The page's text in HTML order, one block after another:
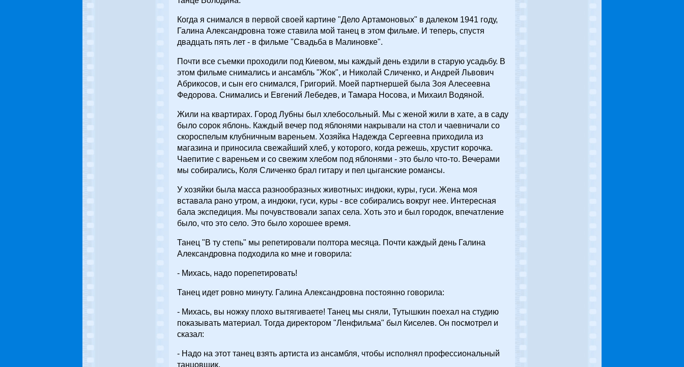
Когда я снимался в первой своей картине "Дело Артамоновых" в далеком 1941 году,
Галина Александровна тоже ставила мой танец в этом фильме. И теперь, спустя
двадцать пять лет - в фильме "Свадьба в Малиновке".
Почти все съемки проходили под Киевом, мы каждый день ездили в старую усадьбу. В
этом фильме снимались и ансамбль "Жок", и Николай Сличенко, и Андрей Львович
Абрикосов, и сын его снимался, Григорий. Моей партнершей была Зоя Алесеевна
Федорова. Снимались и Евгений Лебедев, и Тамара Носова, и Михаил Водяной.
Жили на квартирах. Город Лубны был хлебосольный. Мы с женой жили в хате, а в саду
было сорок яблонь. Каждый вечер под яблонями накрывали на стол и чаевничали со
скороспелым клубничным вареньем. Хозяйка Надежда Сергеевна приходила из
магазина и приносила свежайший хлеб, у которого, когда режешь, хрустит корочка.
Чаепитие с вареньем и со свежим хлебом под яблонями - это было что-то. Вечерами
мы собирались, Коля Сличенко брал гитару и пел цыганские романсы.
У хозяйки была масса разнообразных животных: индюки, куры, гуси. Жена моя
вставала рано утром, а индюки, гуси, куры - все собирались вокруг нее. Интересная
бала экспедиция. Мы почувствовали запах села. Хоть это и был городок, впечатление
было, что это село. Это было хорошее время.
Танец "В ту степь" мы репетировали полтора месяца. Почти каждый день Галина
Александровна подходила ко мне и говорила:
- Михась, надо порепетировать!
Танец идет ровно минуту. Галина Александровна постоянно говорила:
- Михась, вы ножку плохо вытягиваете! Танец мы сняли, Тутышкин поехал на студию
показывать материал. Тогда директором "Ленфильма" был Киселев. Он посмотрел и
сказал:
- Надо на этот танец взять артиста из ансамбля, чтобы исполнял профессиональный
танцовщик.